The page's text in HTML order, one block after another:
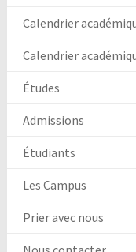
Calendrier
Calendrier
Études
Admissions
Étudiants
Les Campus
Prier avec nous